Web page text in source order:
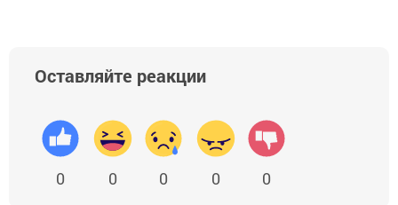
Оставляйте реакции
0 0 0 0 0